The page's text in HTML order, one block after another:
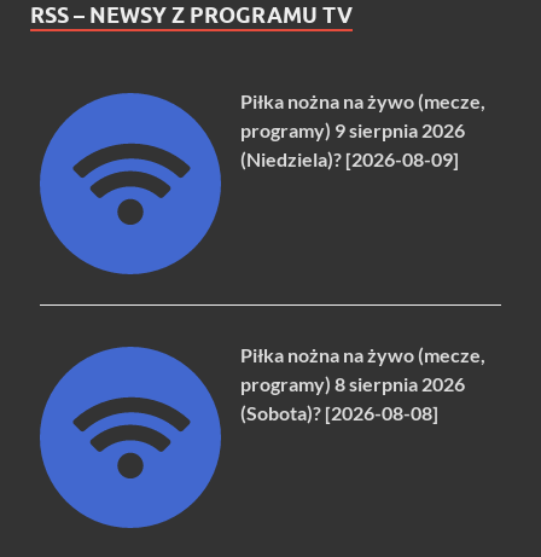
RSS – NEWSY Z PROGRAMU TV
Piłka nożna na żywo (mecze,
programy) 9 sierpnia 2026
(Niedziela)? [2026-08-09]
Piłka nożna na żywo (mecze,
programy) 8 sierpnia 2026
(Sobota)? [2026-08-08]